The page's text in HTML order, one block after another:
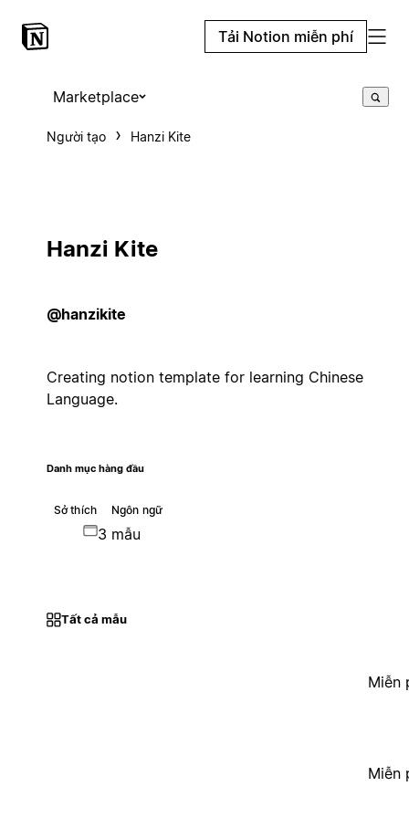
Tải Notion miễn phí
Marketplace
Người tạo Hanzi Kite
Hanzi Kite
@hanzikite
Creating notion template for learning Chinese
Language.
Danh mục hàng đầu
Sở thích Ngôn ngữ
3 mẫu
Tất cả mẫu
Miễn
Miễn